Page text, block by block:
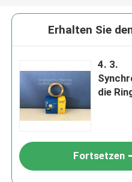
Erhalten Sie
4. 3.
die
Fortsetzen